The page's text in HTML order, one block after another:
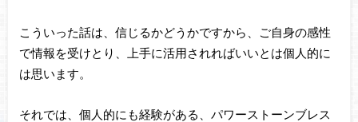
こういった話は、信じるかどうかですから、ご自身の感性
で情報を受けとり、上手に活用されればいいとは個人的に
は思います。
それでは、個人的にも経験がある、パワーストーンブレス